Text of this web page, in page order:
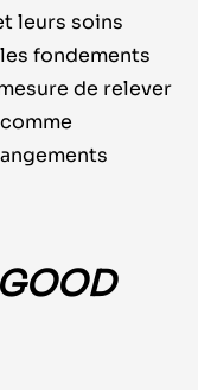
leurs soins
fondements
de relever
GOOD